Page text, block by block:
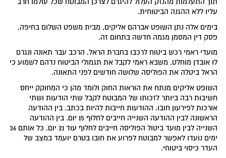
עליו ללא ההגנה הביטוחית.
בימים אלה נתן השופט אברהם אליקים, מבית משפט השלום בחיפה,
פסק דין המסמן מגמה חדשה בתחום זה.
מועדי ראמי רכש ביטוח לרכבו בחברת הראל. הרכב עבר תאונה ונגרם
לו אובדן מוחלט. משבא ראמי לקבל את תגמולי הביטוח נדהם לשמוע כי
הראל ביטלה את הפוליסה שלושה חודשים לפני התאונה.
השופט אליקים מנתח את הוראות החוק ולומד מהן כי המחוקק ייחס
חשיבות רבה ביותר לזכותו של המבוטח לקבל שתי הודעות ושתי
אורכות לפירעון חובו. ההודעות חייבות להיות בכתב. בין ההודעה
הראשונה לבין ההודעה השנייה חייבים לחלוף 15 יום. בין ההודעה
השנייה לבין מועד ביטול הפוליסה חייבים לחלוף עוד 21 יום. כל אותם 36
ימים נועדו לאפשר למבוטח לפרוע את חובו בטרם יועמד במצב של
העדר כיסוי ביטוחי.